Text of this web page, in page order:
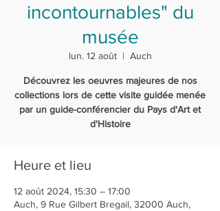
incontournables" du
musée
lun. 12 août
  |
Auch
Découvrez les oeuvres majeures de nos
collections lors de cette visite guidée menée
par un guide-conférencier du Pays d'Art et
d'Histoire
Heure et lieu
12 août 2024, 15:30 – 17:00
Auch, 9 Rue Gilbert Bregail, 32000 Auch,